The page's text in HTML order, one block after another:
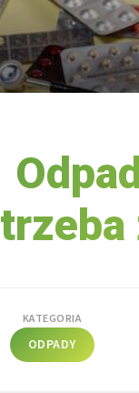
trzeba
KATEGORIA
ODPADY